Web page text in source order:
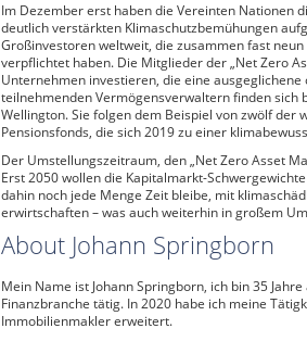
Im Dezember erst haben die Vereinten Nationen
deutlich verstärkten Klimaschutzbemühungen
Großinvestoren weltweit, die zusammen fast
verpflichtet haben. Die Mitglieder der „Net Zero
Unternehmen investieren, die eine
teilnehmenden Vermögensverwaltern finden sich
Wellington. Sie folgen dem Beispiel von zwölf
Pensionsfonds, die sich 2019 zu einer
Der Umstellungszeitraum, den „Net Zero Asset
Erst 2050 wollen die Kapitalmarkt-
dahin noch jede Menge Zeit bleibe, mit
erwirtschaften – was auch weiterhin in großem
About Johann Springborn
Mein Name ist Johann Springborn, ich bin 35
Finanzbranche tätig. In 2020 habe ich meine
Immobilienmakler erweitert.